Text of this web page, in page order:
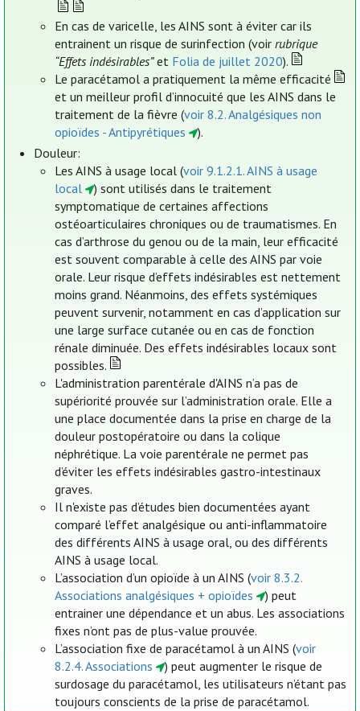
En cas de varicelle, les AINS sont à éviter car ils
entrainent un risque de surinfection (voirrubrique
“Effets indésirables”et Folia de juillet 2020).
Le paracétamol a pratiquement la même efficacité
et un meilleur profil d’innocuité que les AINS dans le
traitement de la fièvre (voir 8.2. Analgésiques non
opioïdes - Antipyrétiques
).
Douleur:
Les AINS à usage local (voir 9.1.2.1. AINS à usage
local
) sont utilisés dans le traitement
symptomatique de certaines affections
ostéoarticulaires chroniques ou de traumatismes. En
cas d’arthrose du genou ou de la main, leur efficacité
est souvent comparable à celle des AINS par voie
orale. Leur risque d’effets indésirables est nettement
moins grand. Néanmoins, des effets systémiques
peuvent survenir, notamment en cas d’application sur
une large surface cutanée ou en cas de fonction
rénale diminuée. Des effets indésirables locaux sont
possibles.
L'administration parentérale d'AINS n’a pas de
supériorité prouvée sur l’administration orale. Elle a
une place documentée dans la prise en charge de la
douleur postopératoire ou dans la colique
néphrétique. La voie parentérale ne permet pas
d’éviter les effets indésirables gastro-intestinaux
graves.
Il n'existe pas d’études bien documentées ayant
comparé l’effet analgésique ou anti-inflammatoire
des différents AINS à usage oral, ou des différents
AINS à usage local.
L’association d’un opioïde à un AINS (voir 8.3.2.
Associations analgésiques + opioïdes
) peut
entrainer une dépendance et un abus. Les associations
fixes n’ont pas de plus-value prouvée.
L’association fixe de paracétamol à un AINS (voir
8.2.4. Associations
) peut augmenter le risque de
surdosage du paracétamol, les utilisateurs n’étant pas
toujours conscients de la prise de paracétamol.